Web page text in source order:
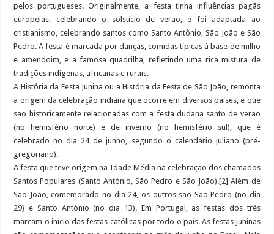
pelos portugueses. Originalmente, a festa tinha influências pagãs
europeias, celebrando o solstício de verão, e foi adaptada ao
cristianismo, celebrando santos como Santo Antônio, São João e São
Pedro. A festa é marcada por danças, comidas típicas à base de milho
e amendoim, e a famosa quadrilha, refletindo uma rica mistura de
tradições indígenas, africanas e rurais.
A História da Festa Junina ou a História da Festa de São João, remonta
a origem da celebração indiana que ocorre em diversos países, e que
são historicamente relacionadas com a festa dudana santo de verão
(no hemisfério norte) e de inverno (no hemisfério sul), que é
celebrado no dia 24 de junho, segundo o calendário juliano (pré-
gregoriano).
A festa que teve origem na Idade Média na celebração dos chamados
Santos Populares (Santo António, São Pedro e São João).[2] Além de
São João, comemorado no dia 24, os outros são São Pedro (no dia
29) e Santo António (no dia 13). Em Portugal, as festas dos três
marcam o início das festas católicas por todo o país. As festas juninas